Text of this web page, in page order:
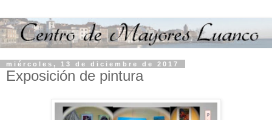
miércoles, 13 de diciembre de 2017
Exposición de pintura